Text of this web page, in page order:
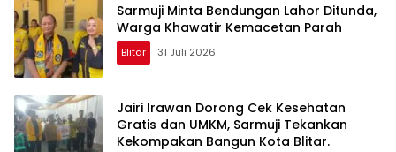
Sarmuji Minta Bendungan Lahor Ditunda,
Warga Khawatir Kemacetan Parah
Blitar 31 Juli 2026
Jairi Irawan Dorong Cek Kesehatan
Gratis dan UMKM, Sarmuji Tekankan
Kekompakan Bangun Kota Blitar.